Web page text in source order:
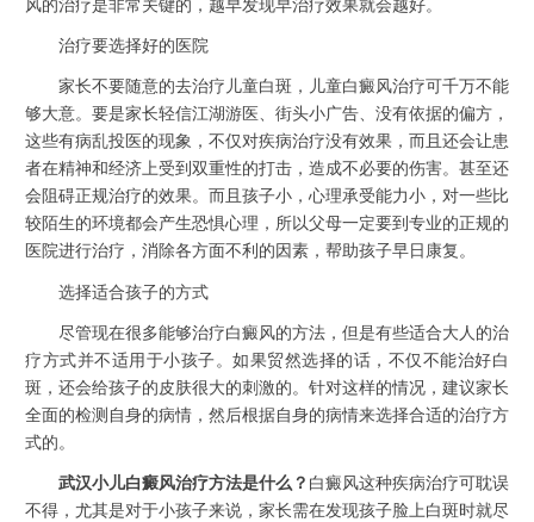
风的治疗是非常关键的，越早发现早治疗效果就会越好。
治疗要选择好的医院
家长不要随意的去治疗儿童白斑，儿童白癜风治疗可千万不能
够大意。要是家长轻信江湖游医、街头小广告、没有依据的偏方，
这些有病乱投医的现象，不仅对疾病治疗没有效果，而且还会让患
者在精神和经济上受到双重性的打击，造成不必要的伤害。甚至还
会阻碍正规治疗的效果。而且孩子小，心理承受能力小，对一些比
较陌生的环境都会产生恐惧心理，所以父母一定要到专业的正规的
医院进行治疗，消除各方面不利的因素，帮助孩子早日康复。
选择适合孩子的方式
尽管现在很多能够治疗白癜风的方法，但是有些适合大人的治
疗方式并不适用于小孩子。如果贸然选择的话，不仅不能治好白
斑，还会给孩子的皮肤很大的刺激的。针对这样的情况，建议家长
全面的检测自身的病情，然后根据自身的病情来选择合适的治疗方
式的。
武汉小儿白癜风治疗方法是什么？ 白癜风这种疾病治疗可耽误
不得，尤其是对于小孩子来说，家长需在发现孩子脸上白斑时就尽